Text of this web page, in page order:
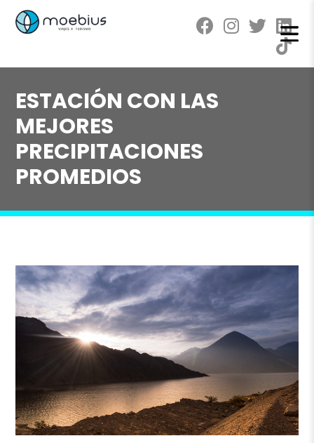
ESTACIÓN CON LAS
MEJORES
PRECIPITACIONES
PROMEDIOS